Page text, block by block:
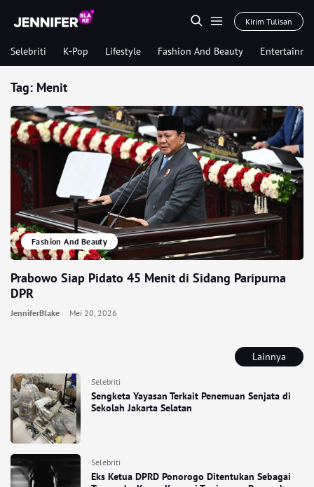
Kirim Tulisan
Selebriti K-Pop Lifestyle Fashion And Beauty
Lainnya
Selebriti
Sengketa Yayasan Terkait Penemuan Senjata di
Sekolah Jakarta Selatan
Selebriti
Eks Ketua DPRD Ponorogo Ditentukan Sebagai
Tag: Menit
Fashion And Beauty
Prabowo Siap Pidato 45 Menit di Sidang Paripurna
DPR
JenniferBlake Mei 20, 2026